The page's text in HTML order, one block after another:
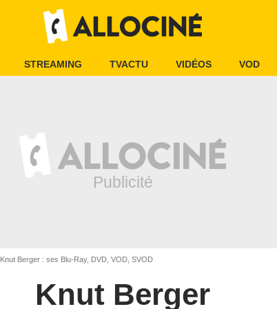
STREAMING TVACTU VIDÉOS VOD
Knut Berger : ses Blu-Ray, DVD, VOD, SVOD
Knut Berger